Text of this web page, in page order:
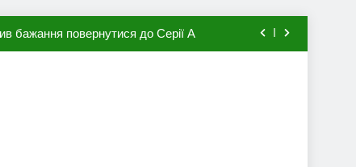
бажання повернутися до Серії А